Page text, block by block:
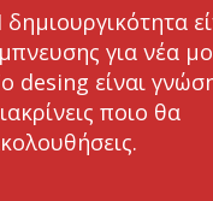
δημιουργικότητα
για νέα
desing είναι
ποιο θα